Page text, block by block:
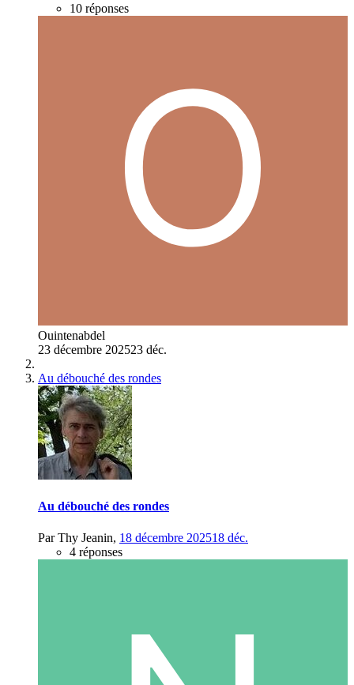
10 réponses
Ouintenabdel
23 décembre 202523 déc.
Au débouché des rondes
Au débouché des rondes
ParThy Jeanin, 18 décembre 202518 déc.
4 réponses